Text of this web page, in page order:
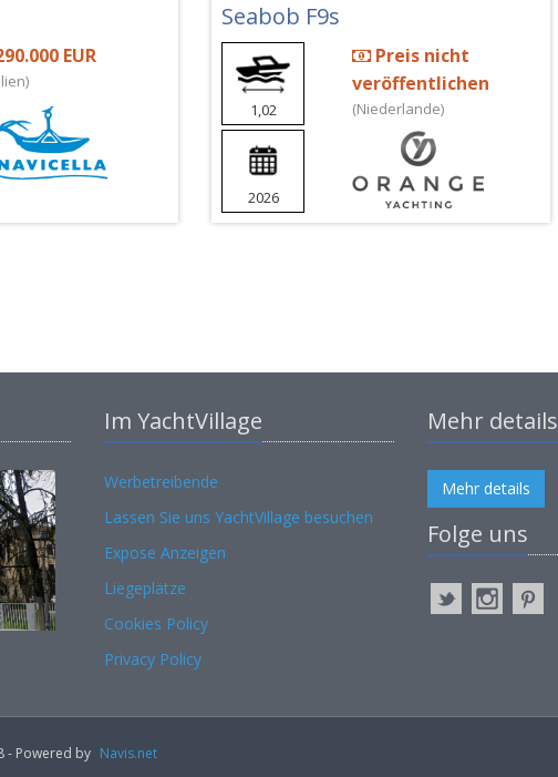
EUR
Seabob F9s
1,02
2026
Preis nicht
veröffentlichen
(Niederlande)
Im YachtVillage
Werbetreibende
Lassen Sie uns YachtVillage besuchen
Expose Anzeigen
Liegeplätze
Cookies Policy
Privacy Policy
Mehr details
Mehr details
Folge uns
- Powered by Navis.net